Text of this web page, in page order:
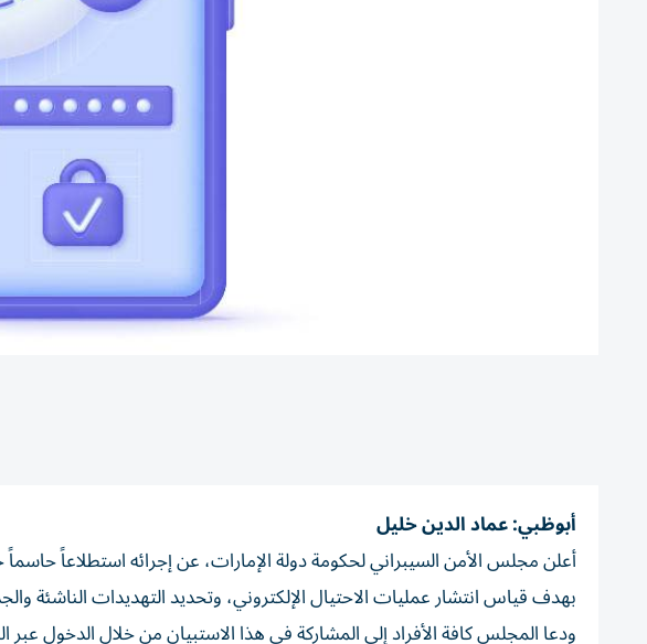
أبوظبي: عماد الدين خليل
أعلن مجلس الأمن السيبراني لحكومة دولة الإمارات، عن إجرائه استطلاعاً حاسماً
بهدف قياس انتشار عمليات الاحتيال الإلكتروني، وتحديد التهديدات الناشئة